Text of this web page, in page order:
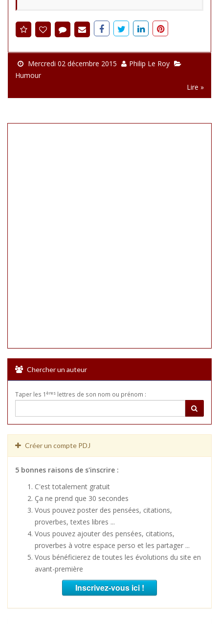
Mercredi 02 décembre 2015
Philip Le Roy
Humour
Lire »
Chercher un auteur
Taper les 1 ères lettres de son nom ou prénom :
Créer un compte PDJ
5 bonnes raisons de s'inscrire :
C'est totalement gratuit
Ça ne prend que 30 secondes
Vous pouvez poster des pensées, citations,
proverbes, textes libres ...
Vous pouvez ajouter des pensées, citations,
proverbes à votre espace perso et les partager ...
Vous bénéficierez de toutes les évolutions du site en
avant-première
Inscrivez-vous ici !